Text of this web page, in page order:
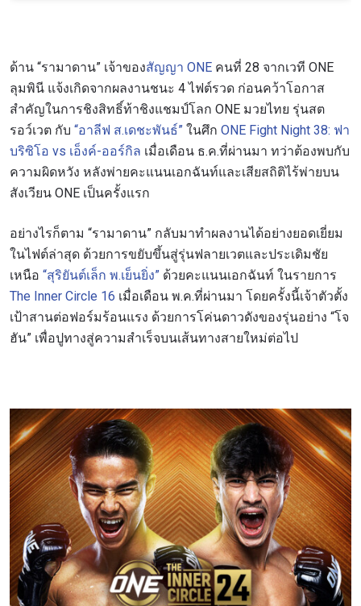
ด้าน “รามาดาน” เจ้าของสัญญา ONE คนที่ 28 จากเวที ONE
ลุมพินี แจ้งเกิดจากผลงานชนะ 4 ไฟต์รวด ก่อนคว้าโอกาส
สำคัญในการชิงสิทธิ์ท้าชิงแชมป์โลก ONE มวยไทย รุ่นสต
รอว์เวต กับ “อาลีฟ ส.เดชะพันธ์” ในศึก ONE Fight Night 38: ฟา
บริซิโอ vs เอ็งค์-ออร์กิล เมื่อเดือน ธ.ค.ที่ผ่านมา ทว่าต้องพบกับ
ความผิดหวัง หลังพ่ายคะแนนเอกฉันท์และเสียสถิติไร้พ่ายบน
สังเวียน ONE เป็นครั้งแรก
อย่างไรก็ตาม “รามาดาน” กลับมาทำผลงานได้อย่างยอดเยี่ยม
ในไฟต์ล่าสุด ด้วยการขยับขึ้นสู่รุ่นฟลายเวตและประเดิมชัย
เหนือ “สุริยันต์เล็ก พ.เย็นยิ่ง” ด้วยคะแนนเอกฉันท์ ในรายการ
The Inner Circle 16 เมื่อเดือน พ.ค.ที่ผ่านมา โดยครั้งนี้เจ้าตัวตั้ง
เป้าสานต่อฟอร์มร้อนแรง ด้วยการโค่นดาวดังของรุ่นอย่าง “โจ
ฮัน” เพื่อปูทางสู่ความสำเร็จบนเส้นทางสายใหม่ต่อไป